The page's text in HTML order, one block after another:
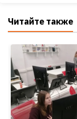
Читайте также